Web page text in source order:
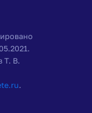
Т. В.
.